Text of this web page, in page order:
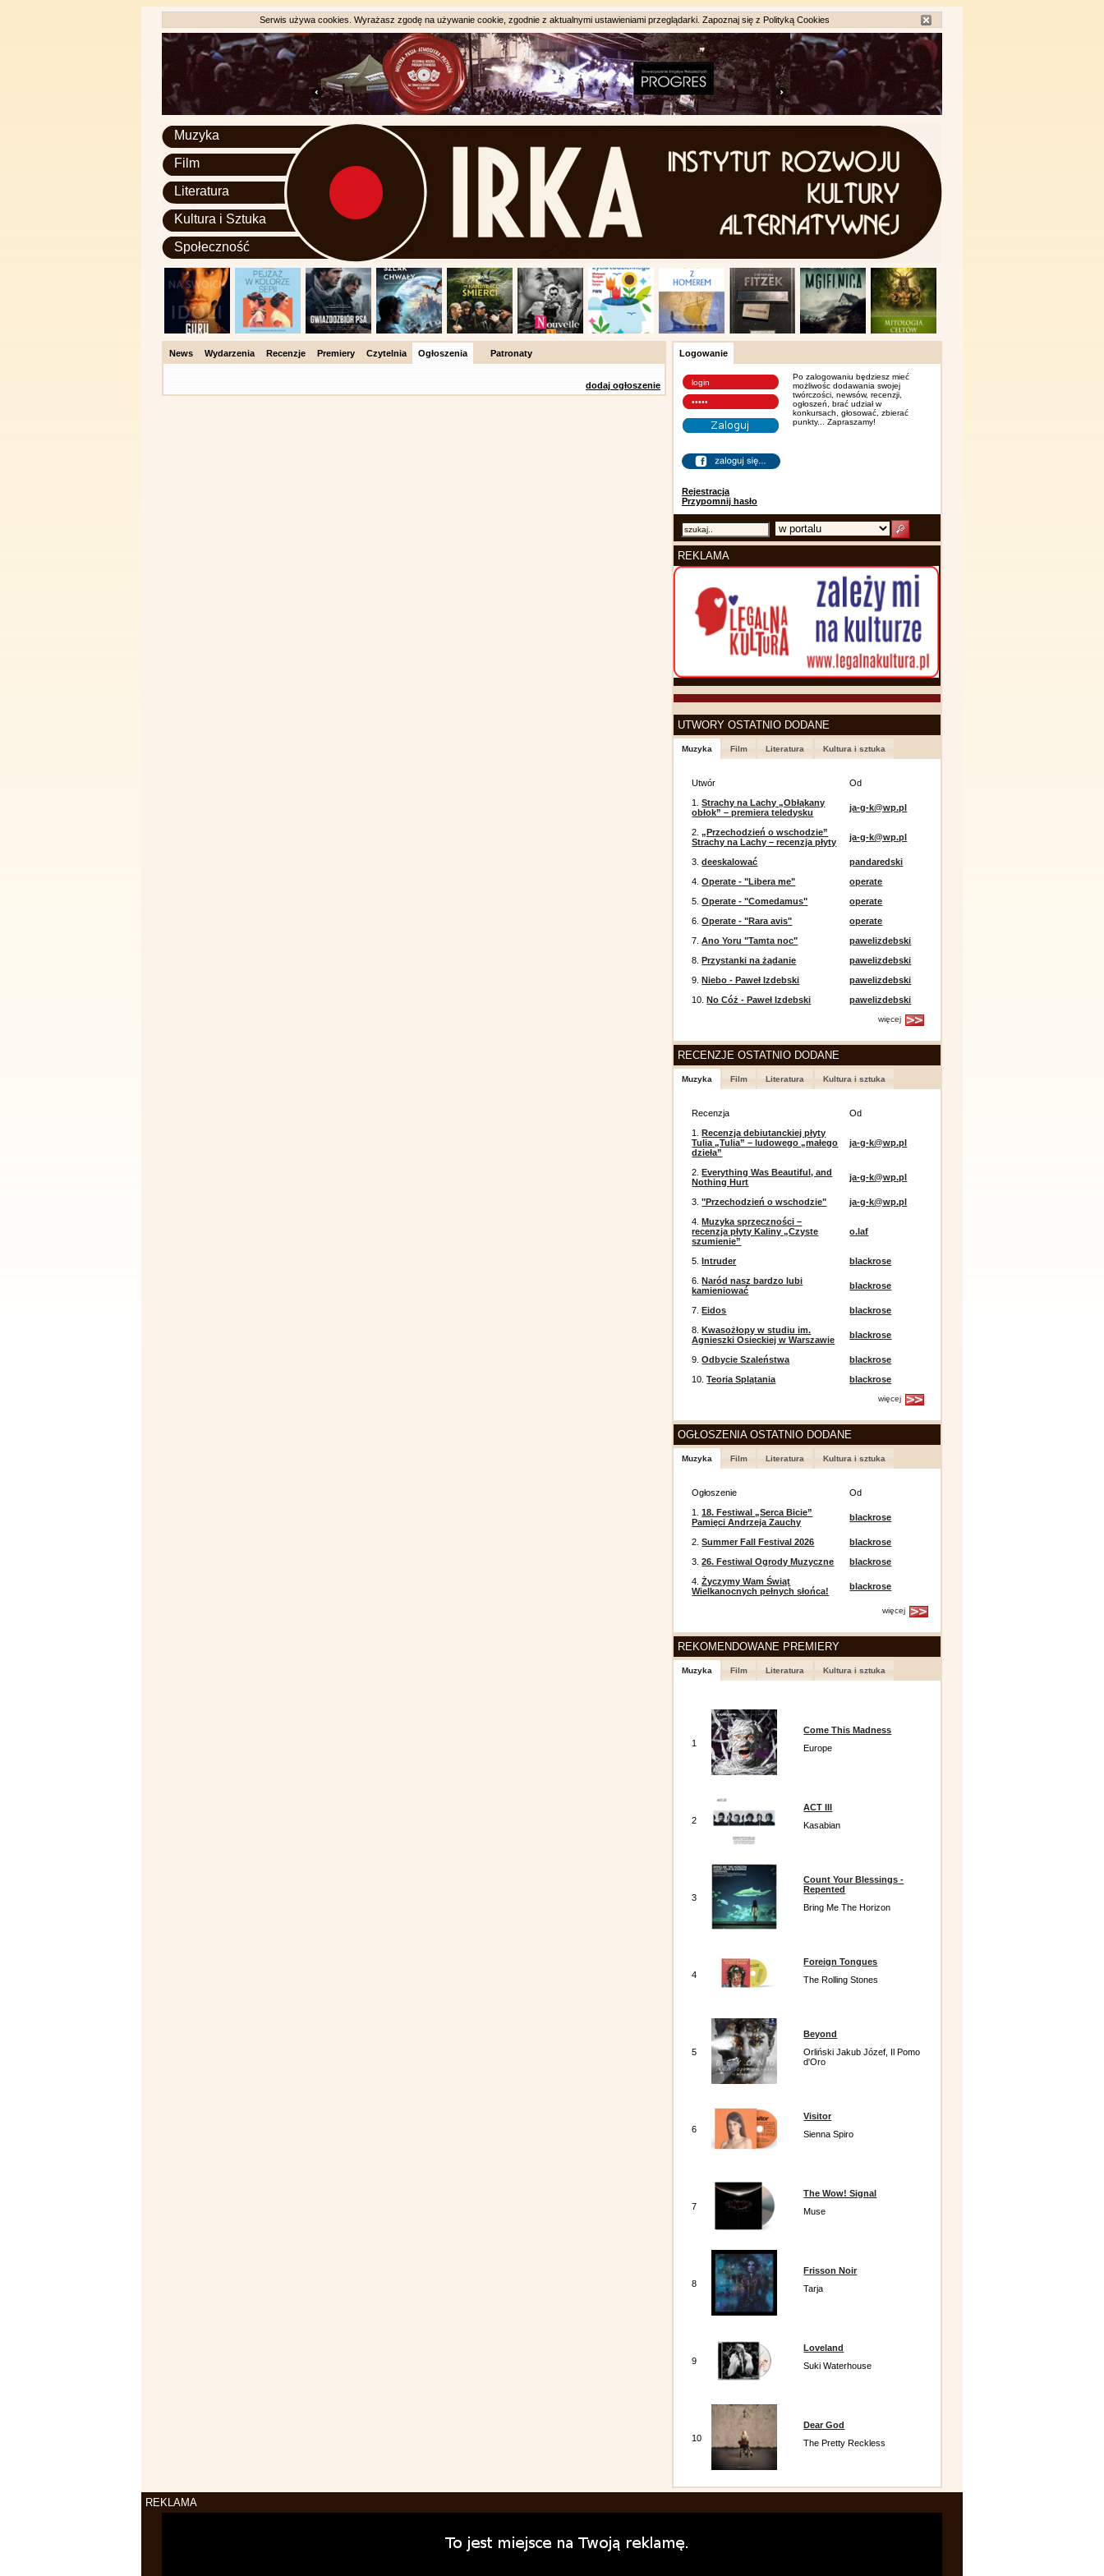
Serwis używa cookies. Wyrażasz zgodę na używanie cookie, zgodnie z aktualnymi ustawieniami przeglądarki. Zapoznaj się z Polityką Cookies
Muzyka
Film
Literatura
Kultura i Sztuka
Społeczność
News Wydarzenia Recenzje Premiery Czytelnia Ogłoszenia Patronaty
dodaj ogłoszenie
Logowanie
Rejestracja
Przypomnij hasło
Po zalogowaniu będziesz mieć
możliwośc dodawania swojej
twórczości, newsów, recenzji,
ogłoszeń, brać udział w
konkursach, głosować, zbierać
punkty... Zapraszamy!
REKLAMA
UTWORY OSTATNIO DODANE
Muzyka Film Literatura Kultura i sztuka
Utwór
Od
1.Strachy na Lachy „Obłąkany
obłok” – premiera teledysku
ja-g-k@wp.pl
2.„Przechodzień o wschodzie”
Strachy na Lachy – recenzja płyty
ja-g-k@wp.pl
3.deeskalować
pandaredski
4.Operate - "Libera me"
operate
5.Operate - "Comedamus"
operate
6.Operate - "Rara avis"
operate
7.Ano Yoru "Tamta noc"
pawelizdebski
8.Przystanki na żądanie
pawelizdebski
9.Niebo - Paweł Izdebski
pawelizdebski
10.No Cóż - Paweł Izdebski pawelizdebski
więcej
RECENZJE OSTATNIO DODANE
Muzyka Film Literatura Kultura i sztuka
Recenzja
Od
1.Recenzja debiutanckiej płyty
Tulia „Tulia” – ludowego „małego
dzieła”
ja-g-k@wp.pl
2.Everything Was Beautiful, and
Nothing Hurt
ja-g-k@wp.pl
3."Przechodzień o wschodzie"
ja-g-k@wp.pl
4.Muzyka sprzeczności –
recenzja płyty Kaliny „Czyste
szumienie”
o.laf
5.Intruder
blackrose
6.Naród nasz bardzo lubi
kamieniować
blackrose
7.Eidos
blackrose
8.Kwasożłopy w studiu im.
Agnieszki Osieckiej w Warszawie
blackrose
9.Odbycie Szaleństwa
blackrose
10.Teoria Splątania blackrose
więcej
OGŁOSZENIA OSTATNIO DODANE
Muzyka Film Literatura Kultura i sztuka
Ogłoszenie
Od
1.18. Festiwal „Serca Bicie”
Pamięci Andrzeja Zauchy
blackrose
2.Summer Fall Festival 2026
blackrose
3.26. Festiwal Ogrody Muzyczne
blackrose
4.Życzymy Wam Świąt
Wielkanocnych pełnych słońca!
blackrose
więcej
REKOMENDOWANE PREMIERY
Muzyka Film Literatura Kultura i sztuka
1
Come This Madness
Europe
2
ACT III
Kasabian
3
Count Your Blessings -
Repented
Bring Me The Horizon
4
Foreign Tongues
The Rolling Stones
5
Beyond
Orliński Jakub Józef, Il Pomo
d'Oro
6
Visitor
Sienna Spiro
7
The Wow! Signal
Muse
8
Frisson Noir
Tarja
9
Loveland
Suki Waterhouse
10
Dear God
The Pretty Reckless
REKLAMA